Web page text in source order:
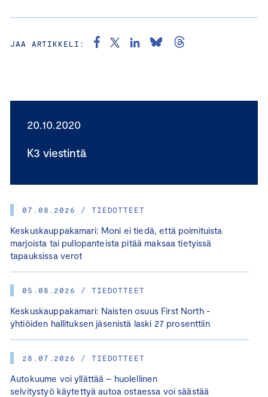
20.10.2020
K3 viestintä
07.08.2026 / TIEDOTTEET
Keskuskauppakamari: Moni ei tiedä, että poimituista
marjoista tai pullopanteista pitää maksaa tietyissä
tapauksissa verot
05.08.2026 / TIEDOTTEET
Keskuskauppakamari: Naisten osuus First North -
yhtiöiden hallituksen jäsenistä laski 27 prosenttiin
28.07.2026 / TIEDOTTEET
Autokuume voi yllättää – huolellinen
selvitystyö käytettyä autoa ostaessa voi säästää
JAA ARTIKKELI: